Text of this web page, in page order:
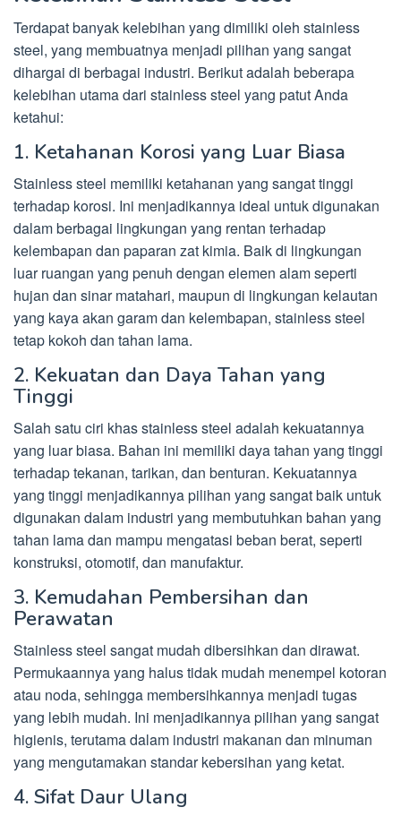
Terdapat banyak kelebihan yang dimiliki oleh stainless
steel, yang membuatnya menjadi pilihan yang sangat
dihargai di berbagai industri. Berikut adalah beberapa
kelebihan utama dari stainless steel yang patut Anda
ketahui:
1. Ketahanan Korosi yang Luar Biasa
Stainless steel memiliki ketahanan yang sangat tinggi
terhadap korosi. Ini menjadikannya ideal untuk digunakan
dalam berbagai lingkungan yang rentan terhadap
kelembapan dan paparan zat kimia. Baik di lingkungan
luar ruangan yang penuh dengan elemen alam seperti
hujan dan sinar matahari, maupun di lingkungan kelautan
yang kaya akan garam dan kelembapan, stainless steel
tetap kokoh dan tahan lama.
2. Kekuatan dan Daya Tahan yang
Tinggi
Salah satu ciri khas stainless steel adalah kekuatannya
yang luar biasa. Bahan ini memiliki daya tahan yang tinggi
terhadap tekanan, tarikan, dan benturan. Kekuatannya
yang tinggi menjadikannya pilihan yang sangat baik untuk
digunakan dalam industri yang membutuhkan bahan yang
tahan lama dan mampu mengatasi beban berat, seperti
konstruksi, otomotif, dan manufaktur.
3. Kemudahan Pembersihan dan
Perawatan
Stainless steel sangat mudah dibersihkan dan dirawat.
Permukaannya yang halus tidak mudah menempel kotoran
atau noda, sehingga membersihkannya menjadi tugas
yang lebih mudah. Ini menjadikannya pilihan yang sangat
higienis, terutama dalam industri makanan dan minuman
yang mengutamakan standar kebersihan yang ketat.
4. Sifat Daur Ulang